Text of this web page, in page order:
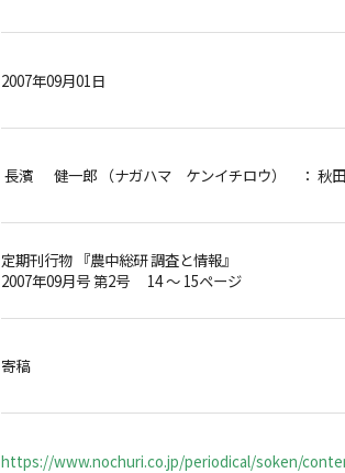
2007年09月01日
長濱 健一郎 （ナガハマ ケンイチロウ） ： 秋
定期刊行物 『農中総研 調査と情報』
2007年09月号 第2号 14 ～ 15ページ
寄稿
https://www.nochuri.co.jp/periodical/soken/